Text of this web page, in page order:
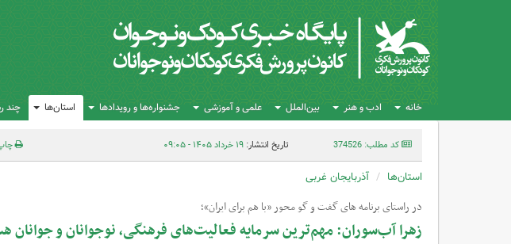
خانه ادب و هنر بین‌الملل علمی و آموزشی جشنواره‌ها و رویدادها استان‌ها چند
کد مطلب: 374526 تاریخ انتشار:۱۹ خرداد ۱۴۰۵ - ۰۹:۰۵
استان‌ها آذربایجان غربی
در راستای برنامه های گفت و گو محور «با هم برای ایران»؛
زهرا آب‌سوران: مهم‌ترین سرمایه فعالیت‌های فرهنگی، نوجوانان و جوانان